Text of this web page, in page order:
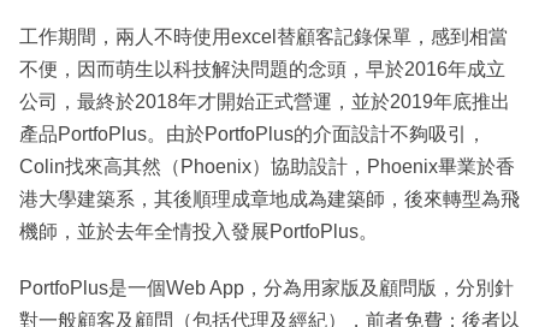
工作期間，兩人不時使用excel替顧客記錄保單，感到相當
不便，因而萌生以科技解決問題的念頭，早於2016年成立
公司，最終於2018年才開始正式營運，並於2019年底推出
產品PortfoPlus。由於PortfoPlus的介面設計不夠吸引，
Colin找來高其然（Phoenix）協助設計，Phoenix畢業於香
港大學建築系，其後順理成章地成為建築師，後來轉型為飛
機師，並於去年全情投入發展PortfoPlus。
PortfoPlus是一個Web App，分為用家版及顧問版，分別針
對一般顧客及顧問（包括代理及經紀），前者免費；後者以